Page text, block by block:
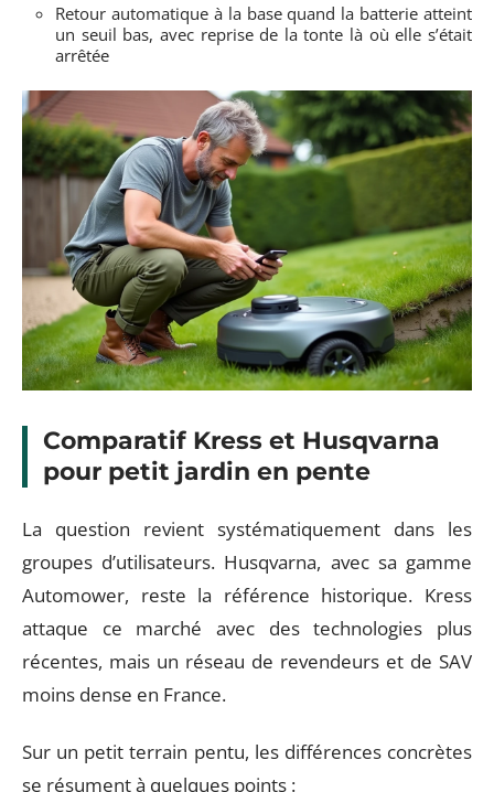
Retour automatique à la base quand la batterie atteint
un seuil bas, avec reprise de la tonte là où elle s’était
arrêtée
Comparatif Kress et Husqvarna
pour petit jardin en pente
La question revient systématiquement dans les
groupes d’utilisateurs. Husqvarna, avec sa gamme
Automower, reste la référence historique. Kress
attaque ce marché avec des technologies plus
récentes, mais un réseau de revendeurs et de SAV
moins dense en France.
Sur un petit terrain pentu, les différences concrètes
se résument à quelques points :